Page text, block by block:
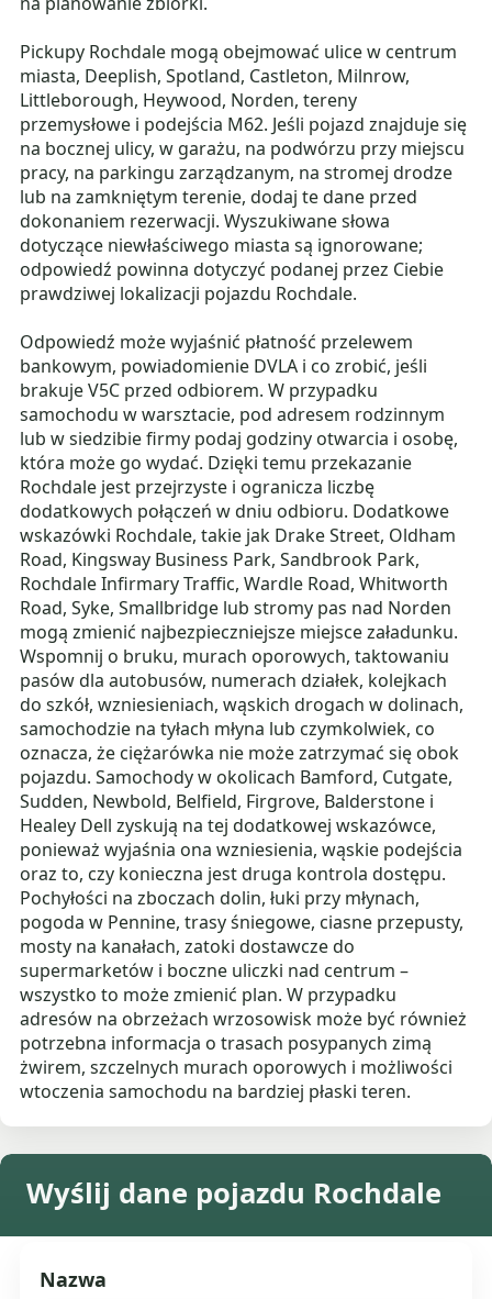
Pickupy Rochdale mogą obejmować ulice w centrum
miasta, Deeplish, Spotland, Castleton, Milnrow,
Littleborough, Heywood, Norden, tereny
przemysłowe i podejścia M62. Jeśli pojazd znajduje się
na bocznej ulicy, w garażu, na podwórzu przy miejscu
pracy, na parkingu zarządzanym, na stromej drodze
lub na zamkniętym terenie, dodaj te dane przed
dokonaniem rezerwacji. Wyszukiwane słowa
dotyczące niewłaściwego miasta są ignorowane;
odpowiedź powinna dotyczyć podanej przez Ciebie
prawdziwej lokalizacji pojazdu Rochdale.
Odpowiedź może wyjaśnić płatność przelewem
bankowym, powiadomienie DVLA i co zrobić, jeśli
brakuje V5C przed odbiorem. W przypadku
samochodu w warsztacie, pod adresem rodzinnym
lub w siedzibie firmy podaj godziny otwarcia i osobę,
która może go wydać. Dzięki temu przekazanie
Rochdale jest przejrzyste i ogranicza liczbę
dodatkowych połączeń w dniu odbioru. Dodatkowe
wskazówki Rochdale, takie jak Drake Street, Oldham
Road, Kingsway Business Park, Sandbrook Park,
Rochdale Infirmary Traffic, Wardle Road, Whitworth
Road, Syke, Smallbridge lub stromy pas nad Norden
mogą zmienić najbezpieczniejsze miejsce załadunku.
Wspomnij o bruku, murach oporowych, taktowaniu
pasów dla autobusów, numerach działek, kolejkach
do szkół, wzniesieniach, wąskich drogach w dolinach,
samochodzie na tyłach młyna lub czymkolwiek, co
oznacza, że ​​ciężarówka nie może zatrzymać się obok
pojazdu. Samochody w okolicach Bamford, Cutgate,
Sudden, Newbold, Belfield, Firgrove, Balderstone i
Healey Dell zyskują na tej dodatkowej wskazówce,
ponieważ wyjaśnia ona wzniesienia, wąskie podejścia
oraz to, czy konieczna jest druga kontrola dostępu.
Pochyłości na zboczach dolin, łuki przy młynach,
pogoda w Pennine, trasy śniegowe, ciasne przepusty,
mosty na kanałach, zatoki dostawcze do
supermarketów i boczne uliczki nad centrum –
wszystko to może zmienić plan. W przypadku
adresów na obrzeżach wrzosowisk może być również
potrzebna informacja o trasach posypanych zimą
żwirem, szczelnych murach oporowych i możliwości
wtoczenia samochodu na bardziej płaski teren.
Wyślij dane pojazdu Rochdale
Nazwa